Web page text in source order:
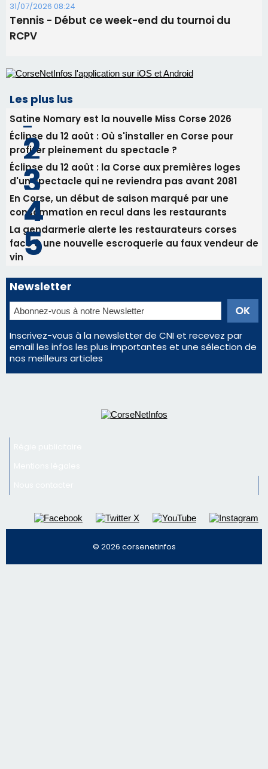
31/07/2026 08:24
Tennis - Début ce week-end du tournoi du
RCPV
Les plus lus
Satine Nomary est la nouvelle Miss Corse 2026
Éclipse du 12 août : Où s'installer en Corse pour
profiter pleinement du spectacle ?
Éclipse du 12 août : la Corse aux premières loges
d'un spectacle qui ne reviendra pas avant 2081
En Corse, un début de saison marqué par une
consommation en recul dans les restaurants
La gendarmerie alerte les restaurateurs corses
face à une nouvelle escroquerie au faux vendeur de
vin
Newsletter
Inscrivez-vous à la newsletter de CNI et recevez par
email les infos les plus importantes et une sélection de
nos meilleurs articles
© 2026 corsenetinfos